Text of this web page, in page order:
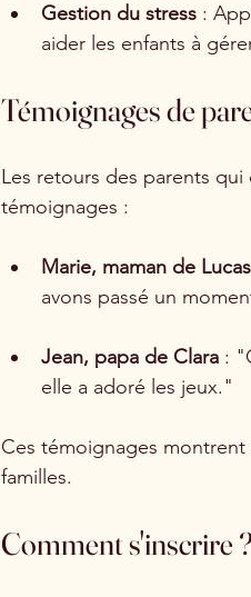
Gestion du stress :
aider les enfants à
Témoignages de
Les retours des parents
témoignages :
Marie, maman de Lucas
avons passé un
Jean, papa de Clara :
elle a adoré les jeux."
Ces témoignages
familles.
Comment s'inscrire